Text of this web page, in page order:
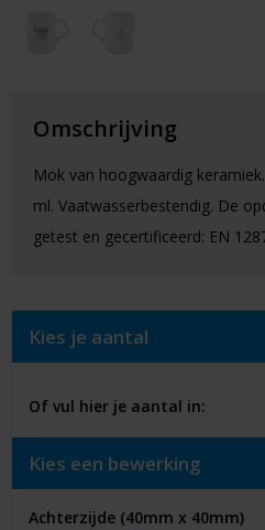
Omschrijving
Mok van hoogwaardig
ml. Vaatwasserbestendig. De
getest en gecertificeerd: EN
Kies je aantal
Of vul hier je aantal in:
Kies een bewerking
Achterzijde (40mm x 40mm)